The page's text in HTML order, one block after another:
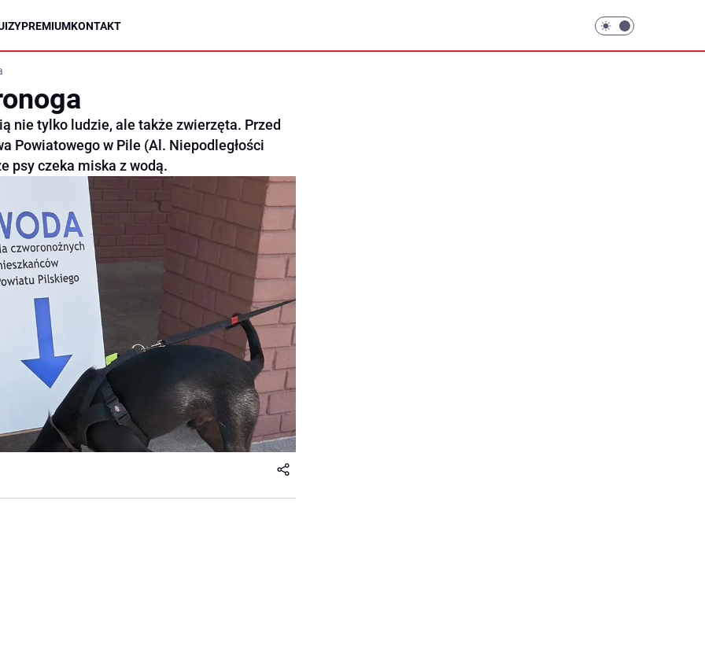
PREMIUMKONTAKT
nie tylko ludzie, ale także zwierzęta. Przed
Powiatowego w Pile (Al. Niepodległości
psy czeka miska z wodą.